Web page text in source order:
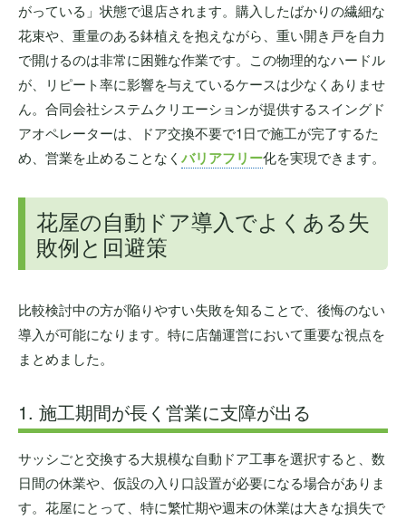
がっている」状態で退店されます。購入したばかりの繊細な
花束や、重量のある鉢植えを抱えながら、重い開き戸を自力
で開けるのは非常に困難な作業です。この物理的なハードル
が、リピート率に影響を与えているケースは少なくありませ
ん。合同会社システムクリエーションが提供するスイングド
アオペレーターは、ドア交換不要で1日で施工が完了するた
め、営業を止めることなく バリアフリー化を実現できます。
花屋の自動ドア導入でよくある失
敗例と回避策
比較検討中の方が陥りやすい失敗を知ることで、後悔のない
導入が可能になります。特に店舗運営において重要な視点を
まとめました。
1. 施工期間が長く営業に支障が出る
サッシごと交換する大規模な自動ドア工事を選択すると、数
日間の休業や、仮設の入り口設置が必要になる場合がありま
す。花屋にとって、特に繁忙期や週末の休業は大きな損失で